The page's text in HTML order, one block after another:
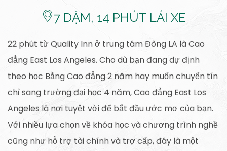
​7DẶM, 14 PHÚT LÁI XE
22 phút từ Quality Inn ở trung tâm Đông LA là Cao
đẳng East Los Angeles. Cho dù bạn đang dự định
theo học Bằng Cao đẳng 2 năm hay muốn chuyển tín
chỉ sang trường đại học 4 năm, Cao đẳng East Los
Angeles là nơi tuyệt vời để bắt đầu ước mơ của bạn.
Với nhiều lựa chọn về khóa học và chương trình nghề
cũng như hỗ trợ tài chính và trợ cấp, đây là một